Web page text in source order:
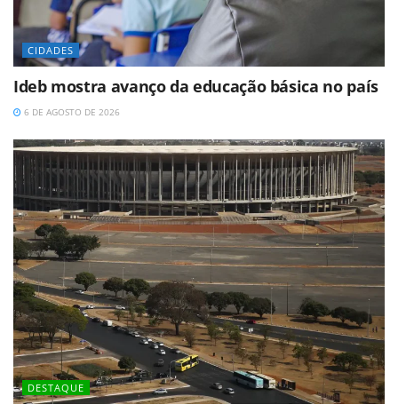
CIDADES
Ideb mostra avanço da educação básica no país
6 DE AGOSTO DE 2026
DESTAQUE